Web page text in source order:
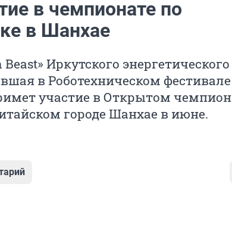
в чемпионате по
в Шанхае
Иркутского энергетического
в Роботехническом фестивале
участие в Открытом
городе Шанхае в июне.